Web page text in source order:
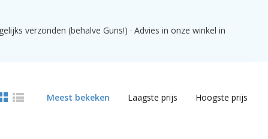
verzonden (behalve Guns!) · Advies in onze winkel in
Meest bekeken Laagste prijs Hoogste prijs